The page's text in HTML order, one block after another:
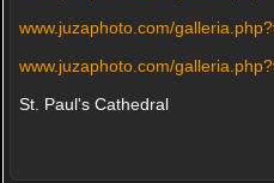
www.juzaphoto.com/
www.juzaphoto.com/
St. Paul's Cathedral